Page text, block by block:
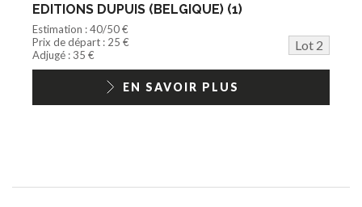
EDITIONS DUPUIS (BELGIQUE) (1)
Estimation : 40/50 €
Prix de départ : 25 €
Lot 2
Adjugé : 35 €
EN SAVOIR PLUS